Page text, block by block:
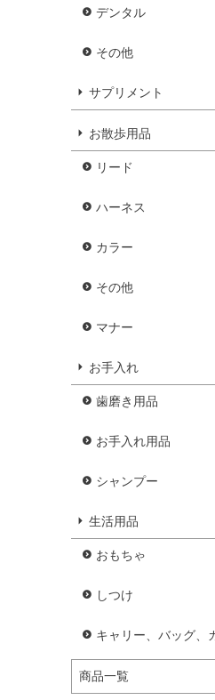
デンタル
その他
サプリメント
お散歩用品
リード
ハーネス
カラー
その他
マナー
お手入れ
歯磨き用品
お手入れ用品
シャンプー
生活用品
おもちゃ
しつけ
キャリー、バッグ、
商品一覧